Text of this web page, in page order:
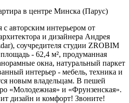
в центре Минска (Парус)
с авторским интерьером от
и дизайнера Андрея
соучредителя студии ZROBIM
- 62,4 м², продуманная
окна, натуральный паркет
интерьер - мебель, техника и
новым владельцам. В пешей
«Молодежная» и «Фрунзенская».
дизайн и комфорт! Звоните!